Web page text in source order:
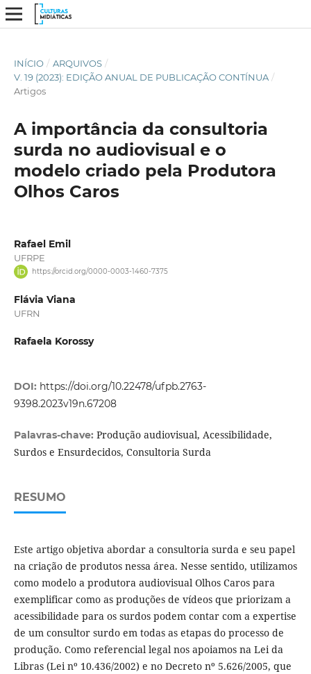
INÍCIO / ARQUIVOS /
V. 19 (2023): EDIÇÃO ANUAL DE PUBLICAÇÃO CONTÍNUA /
Artigos
A importância da consultoria
surda no audiovisual e o
modelo criado pela Produtora
Olhos Caros
Rafael Emil
UFRPE
https://orcid.org/0000-0003-1460-7375
Flávia Viana
UFRN
Rafaela Korossy
DOI: https://doi.org/10.22478/ufpb.2763-
9398.2023v19n.67208
Palavras-chave: Produção audiovisual, Acessibilidade,
Surdos e Ensurdecidos, Consultoria Surda
RESUMO
Este artigo objetiva abordar a consultoria surda e seu papel
na criação de produtos nessa área. Nesse sentido, utilizamos
como modelo a produtora audiovisual Olhos Caros para
exemplificar como as produções de vídeos que priorizam a
acessibilidade para os surdos podem contar com a expertise
de um consultor surdo em todas as etapas do processo de
produção. Como referencial legal nos apoiamos na Lei da
Libras (Lei nº 10.436/2002) e no Decreto nº 5.626/2005, que